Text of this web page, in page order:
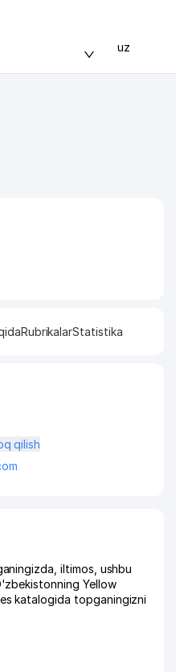
uz
RubrikalarStatistika
qilish
iltimos, ushbu
Yellow
katalogida topganingizni